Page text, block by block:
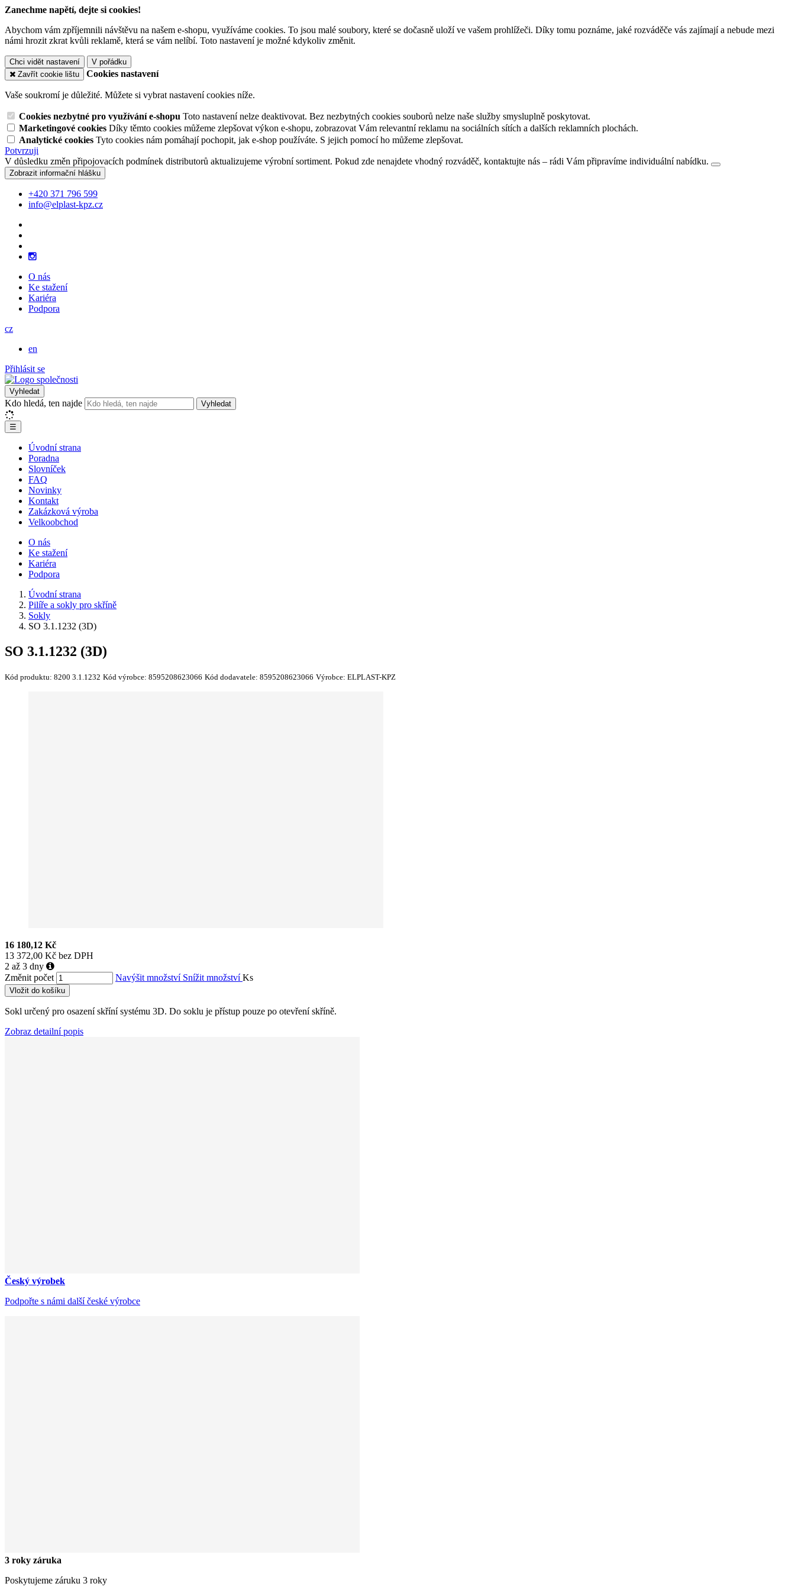
Zanechme napětí, dejte si cookies!
Abychom vám zpříjemnili návštěvu na našem e-shopu, využíváme cookies. To jsou malé soubory, které se dočasně uloží ve vašem prohlížeči. Díky tomu poznáme, jaké rozváděče vás zajímají a nebude mezi
námi hrozit zkrat kvůli reklamě, která se vám nelíbí. Toto nastavení je možné kdykoliv změnit.
Chci vidět nastavení
V pořádku
Zavřít cookie lištu
Cookies nastavení
Vaše soukromí je důležité. Můžete si vybrat nastavení cookies níže.
Cookies nezbytné pro využívání e-shopu Toto nastavení nelze deaktivovat. Bez nezbytných cookies souborů nelze naše služby smysluplně poskytovat.
Marketingové cookies Díky těmto cookies můžeme zlepšovat výkon e-shopu, zobrazovat Vám relevantní reklamu na sociálních sítích a dalších reklamních plochách.
Analytické cookies Tyto cookies nám pomáhají pochopit, jak e-shop používáte. S jejich pomocí ho můžeme zlepšovat.
Potvrzuji
V důsledku změn připojovacích podmínek distributorů aktualizujeme výrobní sortiment. Pokud zde nenajdete vhodný rozváděč, kontaktujte nás – rádi Vám připravíme individuální nabídku.
Zobrazit informační hlášku
+420 371 796 599
info@elplast-kpz.cz
O nás
Ke stažení
Kariéra
Podpora
cz
en
Přihlásit se
Vyhledat
Kdo hledá, ten najde Vyhledat
☰
Úvodní strana
Poradna
Slovníček
FAQ
Novinky
Kontakt
Zakázková výroba
Velkoobchod
O nás
Ke stažení
Kariéra
Podpora
Úvodní strana
Pilíře a sokly pro skříně
Sokly
SO 3.1.1232 (3D)
SO 3.1.1232 (3D)
Kód produktu: 8200 3.1.1232 Kód výrobce: 8595208623066 Kód dodavatele: 8595208623066 Výrobce: ELPLAST-KPZ
16 180,12 Kč
13 372,00 Kč bez DPH
2 až 3 dny
Změnit počet
Navýšit množství Snížit množstvíKs
Vložit do košíku
Sokl určený pro osazení skříní systému 3D. Do soklu je přístup pouze po otevření skříně.
Zobraz detailní popis
Český výrobek
Podpořte s námi další české výrobce
3 roky záruka
Poskytujeme záruku 3 roky